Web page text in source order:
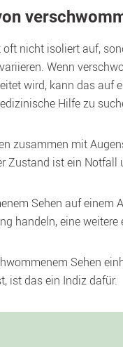
nicht isoliert auf,
Wenn
wird, kann das auf
Hilfe zu
zusammen mit
Zustand ist ein
Sehen auf einem
handeln, eine
Sehen
ist das ein Indiz dafür.